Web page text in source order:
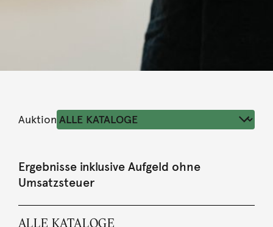
Auktion
Ergebnisse inklusive Aufgeld ohne
Umsatzsteuer
ALLE KATALOGE